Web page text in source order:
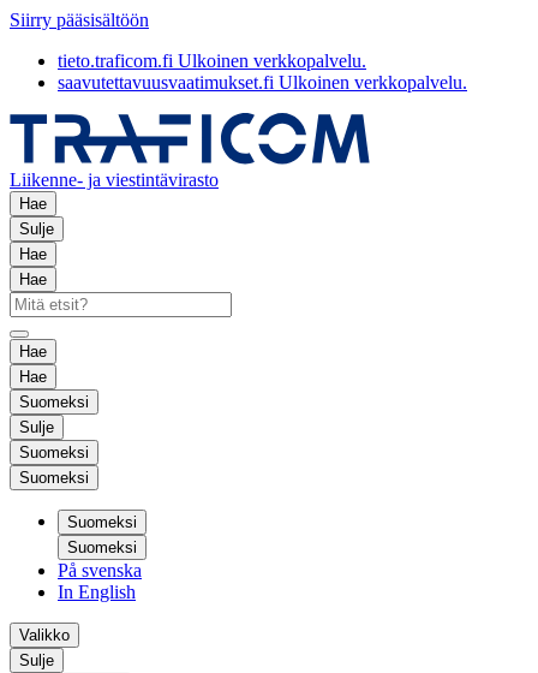
Siirry pääsisältöön
tieto.traficom.fi Ulkoinen verkkopalvelu.
saavutettavuusvaatimukset.fi Ulkoinen verkkopalvelu.
Liikenne- ja viestintävirasto
Hae
Sulje
Hae
Hae
Hae
Hae
Suomeksi
Sulje
Suomeksi
Suomeksi
Suomeksi
Suomeksi
På svenska
In English
Valikko
Sulje